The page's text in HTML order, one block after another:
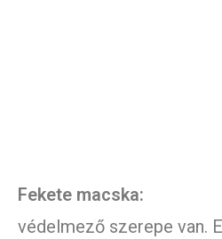
Fekete macska:
védelmező szerepe van.